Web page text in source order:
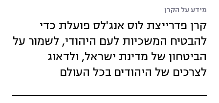
מידע על הקרן
קרן פדרייצת לוס אנג'לס פועלת כדי
להבטיח המשכיות לעם היהודי, לשמור על
הביטחון של מדינת ישראל, ולדאוג
לצרכים של היהודים בכל העולם